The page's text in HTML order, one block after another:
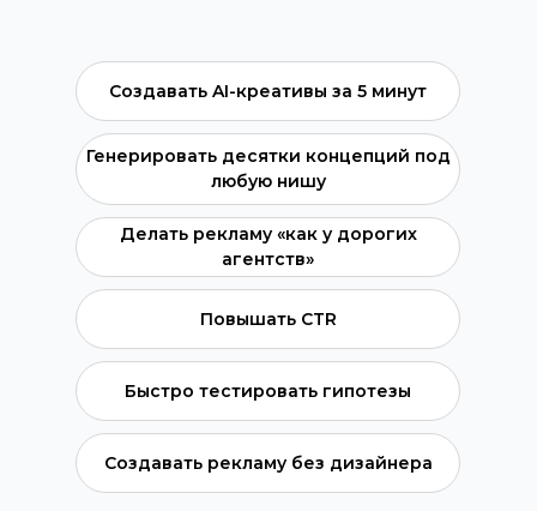
Создавать AI-креативы за 5 минут
Генерировать десятки концепций под
любую нишу
Делать рекламу «как у дорогих
агентств»
Повышать CTR
Быстро тестировать гипотезы
Создавать рекламу без дизайнера